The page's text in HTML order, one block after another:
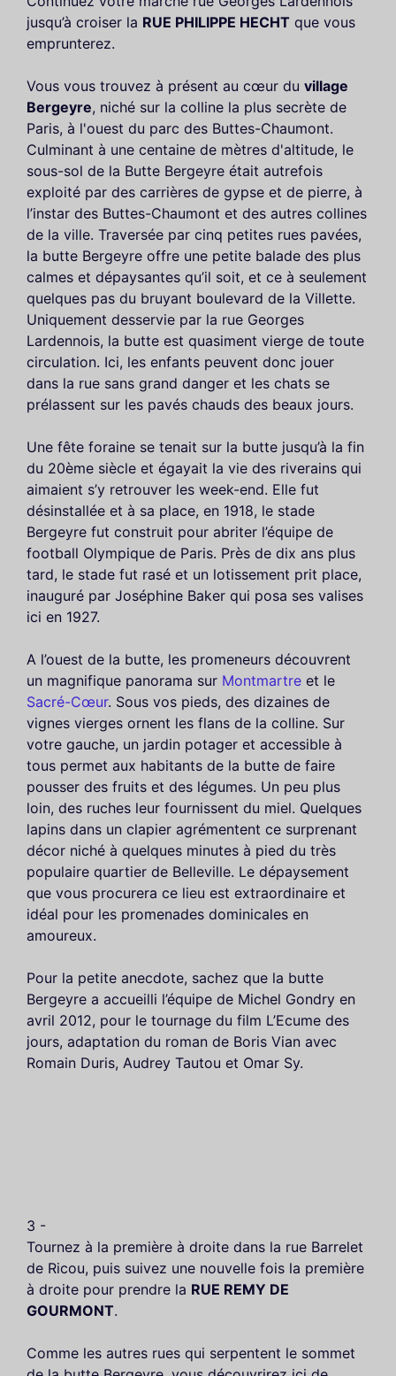
jusqu’à croiser la RUE PHILIPPE HECHT que vous
emprunterez.
Vous vous trouvez à présent au cœur du village
Bergeyre, niché sur la colline la plus secrète de
Paris, à l'ouest du parc des Buttes-Chaumont.
Culminant à une centaine de mètres d'altitude, le
sous-sol de la Butte Bergeyre était autrefois
exploité par des carrières de gypse et de pierre, à
l’instar des Buttes-Chaumont et des autres collines
de la ville. Traversée par cinq petites rues pavées,
la butte Bergeyre offre une petite balade des plus
calmes et dépaysantes qu’il soit, et ce à seulement
quelques pas du bruyant boulevard de la Villette.
Uniquement desservie par la rue Georges
Lardennois, la butte est quasiment vierge de toute
circulation. Ici, les enfants peuvent donc jouer
dans la rue sans grand danger et les chats se
prélassent sur les pavés chauds des beaux jours.
Une fête foraine se tenait sur la butte jusqu’à la fin
du 20ème siècle et égayait la vie des riverains qui
aimaient s’y retrouver les week-end. Elle fut
désinstallée et à sa place, en 1918, le stade
Bergeyre fut construit pour abriter l’équipe de
football Olympique de Paris. Près de dix ans plus
tard, le stade fut rasé et un lotissement prit place,
inauguré par Joséphine Baker qui posa ses valises
ici en 1927.
A l’ouest de la butte, les promeneurs découvrent
un magnifique panorama sur Montmartre et le
Sacré-Cœur. Sous vos pieds, des dizaines de
vignes vierges ornent les flans de la colline. Sur
votre gauche, un jardin potager et accessible à
tous permet aux habitants de la butte de faire
pousser des fruits et des légumes. Un peu plus
loin, des ruches leur fournissent du miel. Quelques
lapins dans un clapier agrémentent ce surprenant
décor niché à quelques minutes à pied du très
populaire quartier de Belleville. Le dépaysement
que vous procurera ce lieu est extraordinaire et
idéal pour les promenades dominicales en
amoureux.
Pour la petite anecdote, sachez que la butte
Bergeyre a accueilli l’équipe de Michel Gondry en
avril 2012, pour le tournage du film L’Ecume des
jours, adaptation du roman de Boris Vian avec
Romain Duris, Audrey Tautou et Omar Sy.
3 -
Tournez à la première à droite dans la rue Barrelet
de Ricou, puis suivez une nouvelle fois la première
à droite pour prendre la RUE REMY DE
GOURMONT.
Comme les autres rues qui serpentent le sommet